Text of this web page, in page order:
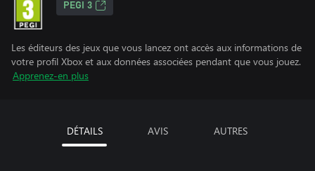
PEGI 3
Les éditeurs des jeux que vous lancez ont accès aux informations de
votre profil Xbox et aux données associées pendant que vous jouez.
Apprenez-en plus
DÉTAILS AVIS AUTRES